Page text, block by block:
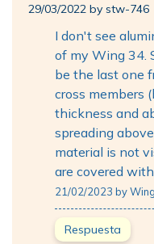
29/03/2022 by stw-746
I don't see
of my Wing 34.
be the last one
cross members
thickness and
spreading
material is not
are covered
21/02/2023 by
Respuesta